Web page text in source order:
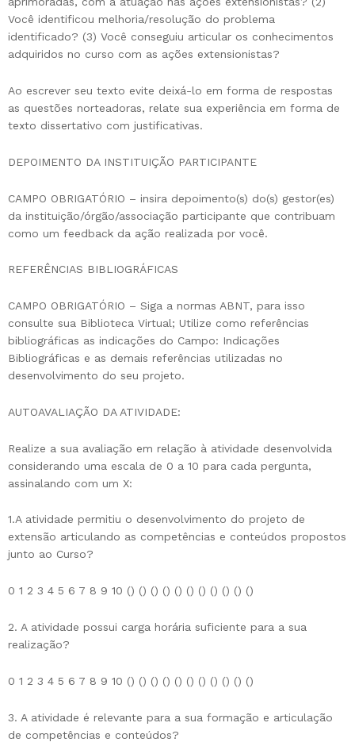
Você identificou melhoria/resolução do problema
identificado? (3) Você conseguiu articular os conhecimentos
adquiridos no curso com as ações extensionistas?
Ao escrever seu texto evite deixá-lo em forma de respostas
as questões norteadoras, relate sua experiência em forma de
texto dissertativo com justificativas.
DEPOIMENTO DA INSTITUIÇÃO PARTICIPANTE
CAMPO OBRIGATÓRIO – insira depoimento(s) do(s) gestor(es)
da instituição/órgão/associação participante que contribuam
como um feedback da ação realizada por você.
REFERÊNCIAS BIBLIOGRÁFICAS
CAMPO OBRIGATÓRIO – Siga a normas ABNT, para isso
consulte sua Biblioteca Virtual; Utilize como referências
bibliográficas as indicações do Campo: Indicações
Bibliográficas e as demais referências utilizadas no
desenvolvimento do seu projeto.
AUTOAVALIAÇÃO DA ATIVIDADE:
Realize a sua avaliação em relação à atividade desenvolvida
considerando uma escala de 0 a 10 para cada pergunta,
assinalando com um X:
1.A atividade permitiu o desenvolvimento do projeto de
extensão articulando as competências e conteúdos propostos
junto ao Curso?
0 1 2 3 4 5 6 7 8 9 10 () () () () () () () () () () ()
2. A atividade possui carga horária suficiente para a sua
realização?
0 1 2 3 4 5 6 7 8 9 10 () () () () () () () () () () ()
3. A atividade é relevante para a sua formação e articulação
de competências e conteúdos?